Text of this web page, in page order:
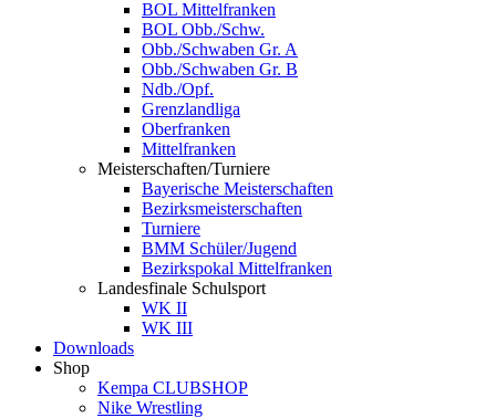
BOL Mittelfranken
BOL Obb./Schw.
Obb./Schwaben Gr. A
Obb./Schwaben Gr. B
Ndb./Opf.
Grenzlandliga
Oberfranken
Mittelfranken
Meisterschaften/Turniere
Bayerische Meisterschaften
Bezirksmeisterschaften
Turniere
BMM Schüler/Jugend
Bezirkspokal Mittelfranken
Landesfinale Schulsport
WK II
WK III
Downloads
Shop
Kempa CLUBSHOP
Nike Wrestling